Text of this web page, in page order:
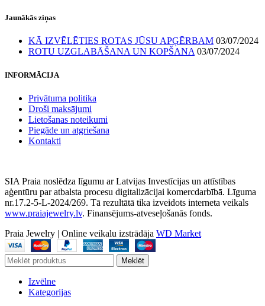
Jaunākās ziņas
KĀ IZVĒLĒTIES ROTAS JŪSU APĢĒRBAM 03/07/2024
ROTU UZGLABĀŠANA UN KOPŠANA 03/07/2024
INFORMĀCIJA
Privātuma politika
Droši maksājumi
Lietošanas noteikumi
Piegāde un atgriešana
Kontakti
SIA Praia noslēdza līgumu ar Latvijas Investīcijas un attīstības
aģentūru par atbalsta procesu digitalizācijai komercdarbībā. Līguma
nr.17.2-5-L-2024/269. Tā rezultātā tika izveidots interneta veikals
www.praiajewelry.lv. Finansējums-atveseļošanās fonds.
Praia Jewelry | Online veikalu izstrādāja WD Market
Meklēt
Izvēlne
Kategorijas